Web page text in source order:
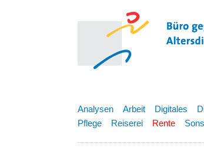
Analysen Arbeit Digitales
Pflege
Reiserei Rente